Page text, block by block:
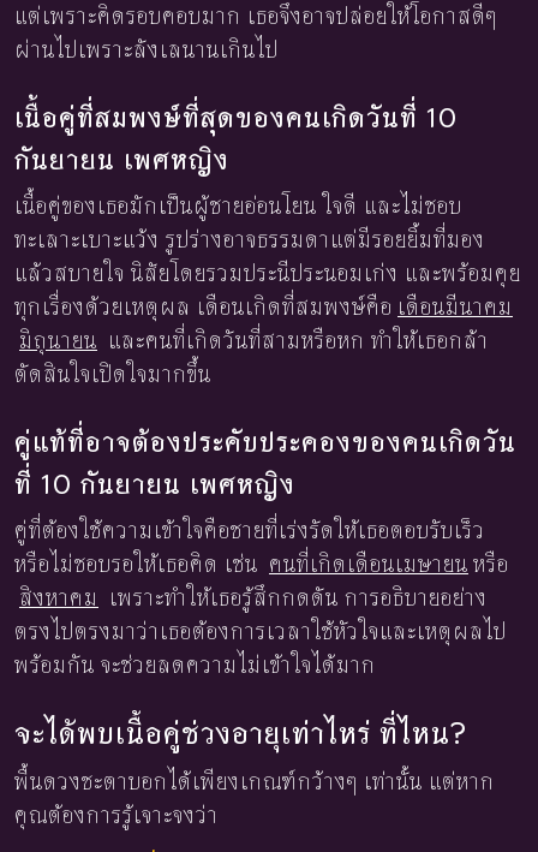
แต่เพราะคิดรอบคอบมาก เธอจึงอาจปล่อยให้โอกาสดีๆ
ผ่านไปเพราะลังเลนานเกินไป
เนื้อคู่ที่สมพงษ์ที่สุดของคนเกิดวันที่ 10
กันยายน เพศหญิง
เนื้อคู่ของเธอมักเป็นผู้ชายอ่อนโยน ใจดี และไม่ชอบ
ทะเลาะเบาะแว้ง รูปร่างอาจธรรมดาแต่มีรอยยิ้มที่มอง
แล้วสบายใจ นิสัยโดยรวมประนีประนอมเก่ง และพร้อมคุย
ทุกเรื่องด้วยเหตุผล เดือนเกิดที่สมพงษ์คือ เดือนมีนาคม
มิถุนายน และคนที่เกิดวันที่สามหรือหก ทำให้เธอกล้า
ตัดสินใจเปิดใจมากขึ้น
คู่แท้ที่อาจต้องประคับประคองของคนเกิดวัน
ที่ 10 กันยายน เพศหญิง
คู่ที่ต้องใช้ความเข้าใจคือชายที่เร่งรัดให้เธอตอบรับเร็ว
หรือไม่ชอบรอให้เธอคิด เช่น คนที่เกิดเดือนเมษายน หรือ
สิงหาคม เพราะทำให้เธอรู้สึกกดดัน การอธิบายอย่าง
ตรงไปตรงมาว่าเธอต้องการเวลาใช้หัวใจและเหตุผลไป
พร้อมกัน จะช่วยลดความไม่เข้าใจได้มาก
จะได้พบเนื้อคู่ช่วงอายุเท่าไหร่ ที่ไหน?
พื้นดวงชะตาบอกได้เพียงเกณฑ์กว้างๆ เท่านั้น แต่หาก
คุณต้องการรู้เจาะจงว่า